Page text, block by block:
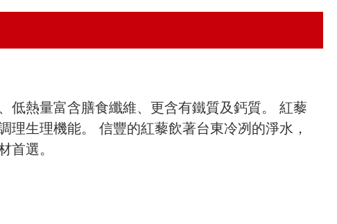
低熱量富含膳食纖維、更含有鐵質及鈣質。 紅藜
生理機能。 信豐的紅藜飲著台東冷冽的淨水，
首選。